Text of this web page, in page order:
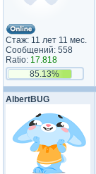
Стаж: 11 лет 11 мес.
Сообщений: 558
Ratio: 17.818
85.13%
AlbertBUG